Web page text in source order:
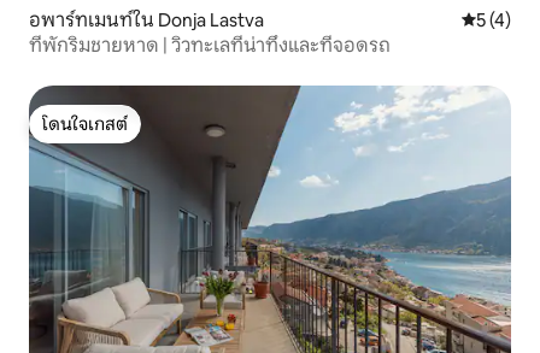
อพาร์ทเมนท์ใน Donja Lastva คะแนนเฉ
5 (4)
ที่พักริมชายหาด | วิวทะเลที่น่าทึ่งและที่จอดรถ
โดนใจเกสต์
โดนใจเกสต์